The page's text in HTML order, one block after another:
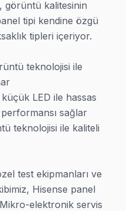
çalışmıyor, ne
edin. Sorun devam
Yaz-Sonbahar
televizyon sahiplerinin
önbelleklerini
2026-Q3
görüntü kalitesinin
tipi kendine özgü
tipleri içeriyor.
teknolojisi ile
LED ile hassas
sağlar
teknolojisi ile kaliteli
test ekipmanları ve
Hisense panel
elektronik servis